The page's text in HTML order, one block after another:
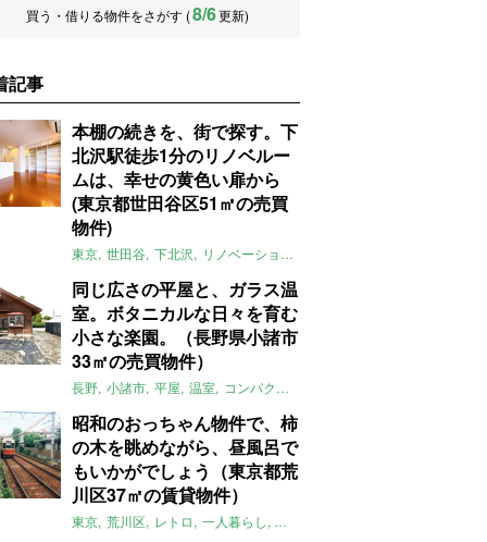
買う・借りる物件をさがす (8/6更新)
記事
本棚の続きを、街で探す。下
北沢駅徒歩1分のリノベルー
ムは、幸せの黄色い扉から
(東京都世田谷区51㎡の売買
物件)
東京 世田谷 下北沢 リノベーション
同じ広さの平屋と、ガラス温
室。ボタニカルな日々を育む
小さな楽園。（長野県小諸市
33㎡の売買物件）
長野 小諸市 平屋 温室 コンパクト
昭和のおっちゃん物件で、柿
の木を眺めながら、昼風呂で
もいかがでしょう（東京都荒
川区37㎡の賃貸物件）
東京 荒川区 レトロ 一人暮らし タイル